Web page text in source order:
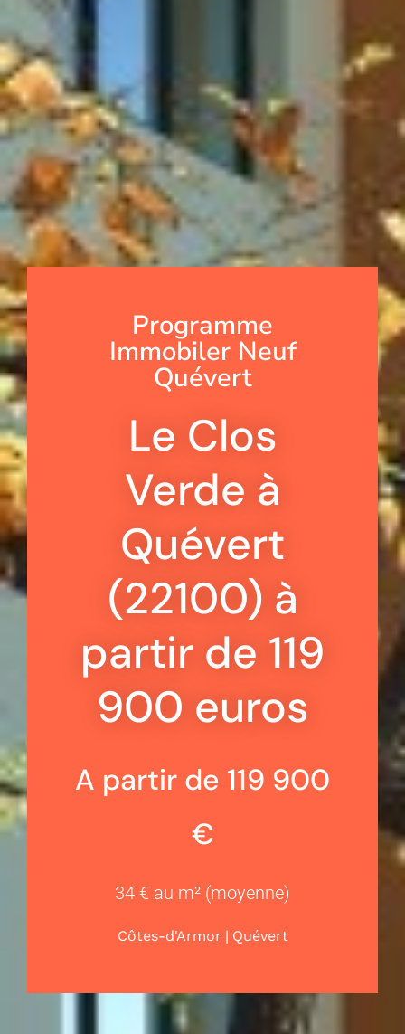
Programme
Immobiler Neuf
Quévert
Le Clos
Verde à
Quévert
(22100) à
partir de 119
900 euros
A partir de 119 900
€
34 € au m² (moyenne)
Côtes-d'Armor | Quévert